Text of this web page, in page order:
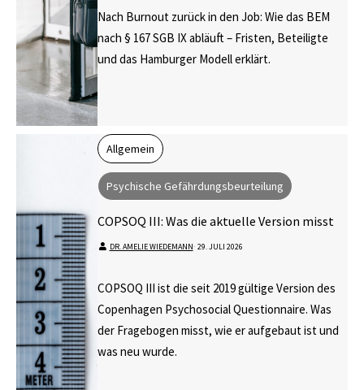
Nach Burnout zurück in den Job: Wie das BEM
nach § 167 SGB IX abläuft – Fristen, Beteiligte
und das Hamburger Modell erklärt.
Allgemein
Psychische Gefährdungsbeurteilung
COPSOQ III: Was die aktuelle Version misst
DR. AMELIE WIEDEMANN⋅ 29. JULI 2026
COPSOQ III ist die seit 2019 gültige Version des
Copenhagen Psychosocial Questionnaire. Was
der Fragebogen misst, wie er aufgebaut ist und
was neu wurde.